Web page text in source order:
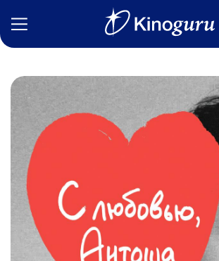
Статьи
Новости
Подборки
Рецензии